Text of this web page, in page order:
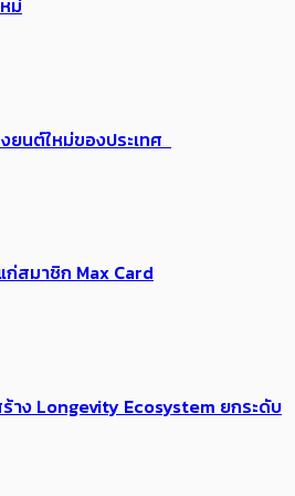
ม่
ยนต์ใหม่ของประเทศ
สมาชิก Max Card
าง Longevity Ecosystem ยกระดับ